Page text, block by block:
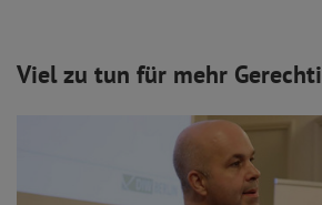
Viel zu tun für mehr